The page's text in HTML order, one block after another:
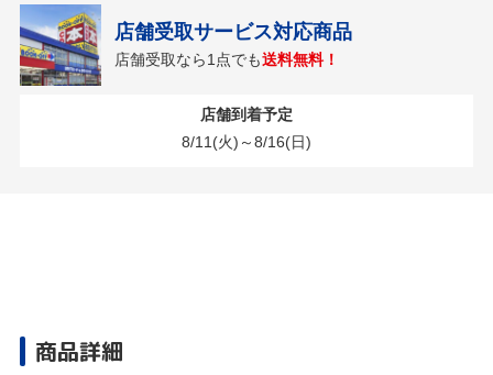
店舗受取サービス対応商品
店舗受取なら1点でも送料無料！
店舗到着予定
8/11(火)～8/16(日)
商品詳細